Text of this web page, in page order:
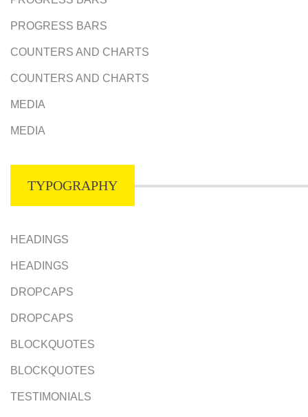
PROGRESS BARS
COUNTERS AND CHARTS
COUNTERS AND CHARTS
MEDIA
MEDIA
TYPOGRAPHY
HEADINGS
HEADINGS
DROPCAPS
DROPCAPS
BLOCKQUOTES
BLOCKQUOTES
TESTIMONIALS